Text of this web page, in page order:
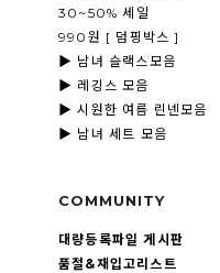
30~50% 세일
990원 [ 덤핑박스 ]
▶ 남녀 슬랙스모음
▶ 레깅스 모음
▶ 시원한 여름 린넨모음
▶ 남녀 세트 모음
COMMUNITY
대량등록파일 게시판
품절&재입고리스트